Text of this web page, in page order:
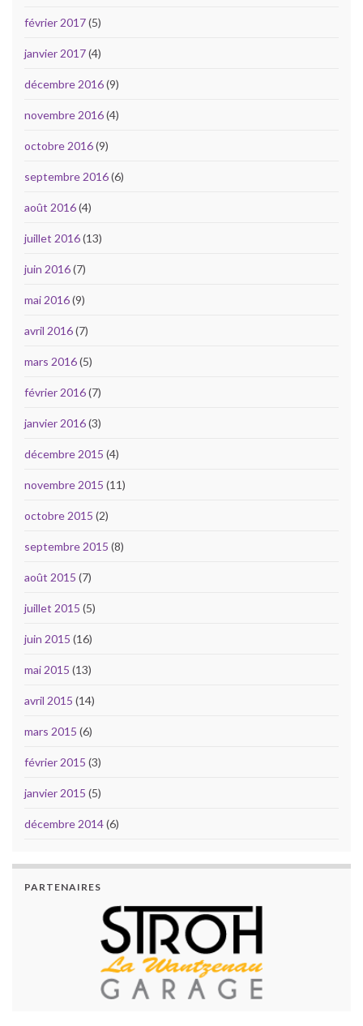
février 2017(5)
janvier 2017(4)
décembre 2016(9)
novembre 2016(4)
octobre 2016(9)
septembre 2016(6)
août 2016(4)
juillet 2016(13)
juin 2016(7)
mai 2016(9)
avril 2016(7)
mars 2016(5)
février 2016(7)
janvier 2016(3)
décembre 2015 (4)
novembre 2015 (11)
octobre 2015 (2)
septembre 2015 (8)
août 2015 (7)
juillet 2015 (5)
juin 2015 (16)
mai 2015 (13)
avril 2015 (14)
mars 2015 (6)
février 2015 (3)
janvier 2015 (5)
décembre 2014(6)
PARTENAIRES